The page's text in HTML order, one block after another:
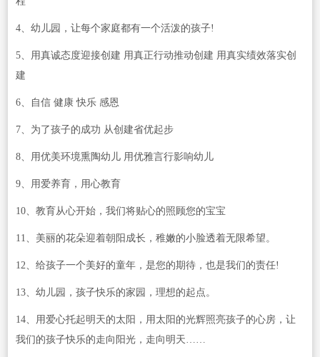
4、幼儿园，让每个家庭都有一个活泼的孩子!
5、用真诚态度迎接创建 用真正行动推动创建 用真实绩效落实创
建
6、自信 健康 快乐 感恩
7、为了孩子的成功 从创建省优起步
8、用优美环境熏陶幼儿 用优雅言行影响幼儿
9、用爱养育，用心教育
10、教育从心开始，我们将贴心的照顾您的宝宝
11、美丽的花朵迎着朝阳成长，稚嫩的小脸透着无限希望。
12、给孩子一个美好的童年，是您的期待，也是我们的责任!
13、幼儿园，孩子快乐的家园，理想的起点。
14、用爱心托起明天的太阳，用太阳的光辉照亮孩子的心房，让
我们的孩子快乐的走向阳光，走向明天……